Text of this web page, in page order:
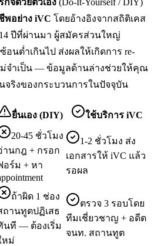
อย่าง iVC โดยอ้างอิงจากสถิติเคส
14 ปีที่ผ่านมา ผู้สมัครส่วนใหญ่
นต่ำเกินไป ส่งผลให้เกิดการ re-
ม่จำเป็น — ข้อมูลด้านล่างช่วยให้คุณ
จริงของกระบวนการในปัจจุบัน
ยื่นเอง (DIY) ใช้บริการ iVC
20-45 ชั่วโมง
านกฎ + กรอก
อร์ม + หา
1-2 ชั่วโมง ส่ง
เอกสารให้ iVC แล้ว
รอผล
ถ้าผิด 1 ช่อง
ถานทูตปฏิเสธ
นที — ต้องเริ่ม
หม่
ตรวจ 3 รอบโดย
ทีมเชี่ยวชาญ + อดีต
จนท. สถานทูต